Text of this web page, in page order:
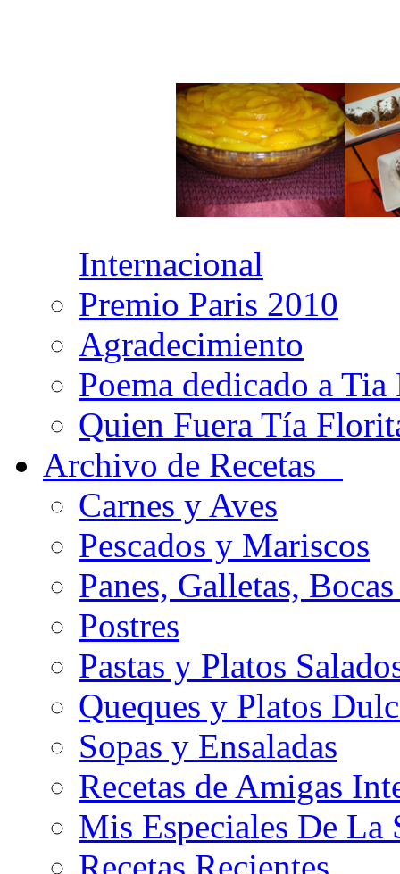
Internacional
Premio Paris 2010
Agradecimiento
Poema dedicado a
Quien Fuera Tía
Archivo de Recetas
Carnes y Aves
Pescados y Mariscos
Panes, Galletas,
Postres
Pastas y Platos
Queques y Platos
Sopas y Ensaladas
Recetas de Amigas
Mis Especiales De La
Recetas Recientes